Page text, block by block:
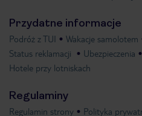
Przydatne informacje
Podróż z TUI Wakacje samolotem
Status reklamacji
Ubezpieczenia
Hotele przy lotniskach
Regulaminy
Regulamin strony Polityka